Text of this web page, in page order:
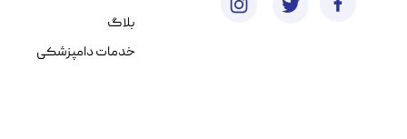
بلاگ
خدمات دامپزشکی